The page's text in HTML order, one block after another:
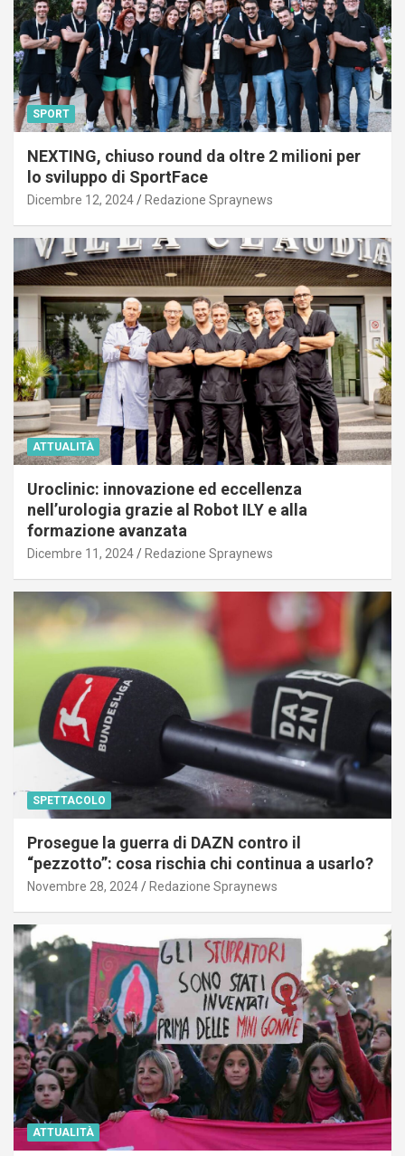
SPORT
NEXTING, chiuso round da oltre 2 milioni per
lo sviluppo di SportFace
Dicembre 12, 2024 Redazione Spraynews
ATTUALITÀ
Uroclinic: innovazione ed eccellenza
nell’urologia grazie al Robot ILY e alla
formazione avanzata
Dicembre 11, 2024 Redazione Spraynews
SPETTACOLO
Prosegue la guerra di DAZN contro il
“pezzotto”: cosa rischia chi continua a usarlo?
Novembre 28, 2024 Redazione Spraynews
ATTUALITÀ